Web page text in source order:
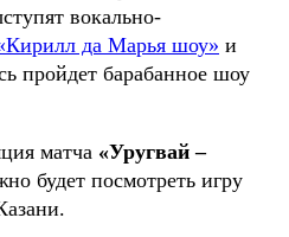
вокально-
да Марья шоу» и
пройдет барабанное шоу
матча «Уругвай –
будет посмотреть игру